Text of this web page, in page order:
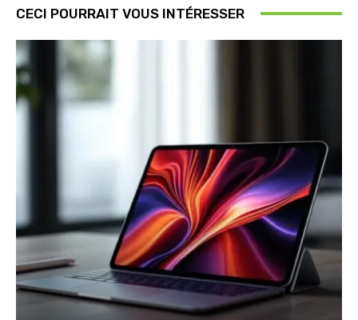
CECI POURRAIT VOUS INTÉRESSER